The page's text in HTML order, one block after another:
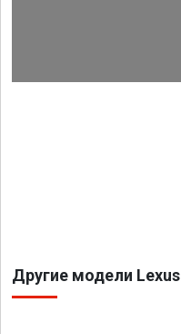
Другие модели Lexus